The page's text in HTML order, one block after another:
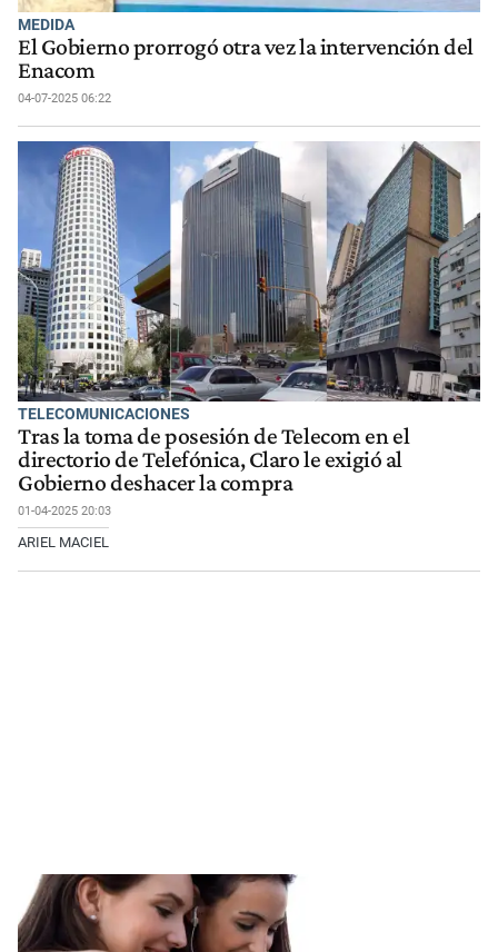
MEDIDA
El Gobierno prorrogó otra vez la intervención del
Enacom
04-07-2025 06:22
TELECOMUNICACIONES
Tras la toma de posesión de Telecom en el
directorio de Telefónica, Claro le exigió al
Gobierno deshacer la compra
01-04-2025 20:03
ARIEL MACIEL